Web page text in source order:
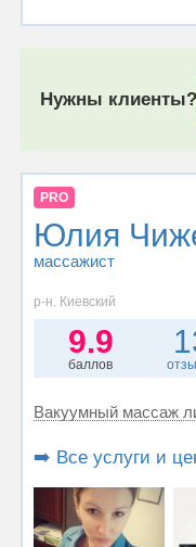
Нужны клиенты?
PRO
Юлия
массажист
р-н. Киевский
9.9
баллов
Вакуумный массаж
➡️ Все услуги и